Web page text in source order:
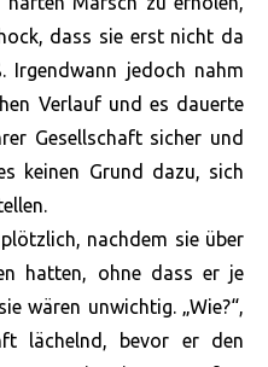
dass sie erst nicht da
Irgendwann jedoch nahm
Verlauf und es dauerte
Gesellschaft sicher und
keinen Grund dazu, sich
nachdem sie über
hatten, ohne dass er je
wären unwichtig. „Wie?“,
lächelnd, bevor er den